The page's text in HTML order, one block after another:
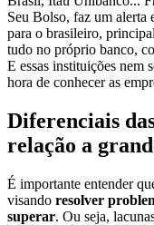
Seu Bolso, faz um alerta
para o brasileiro,
tudo no próprio banco,
E essas instituições nem
hora de conhecer as
Diferenciais
relação a
É importante entender
visando resolver
superar. Ou seja,